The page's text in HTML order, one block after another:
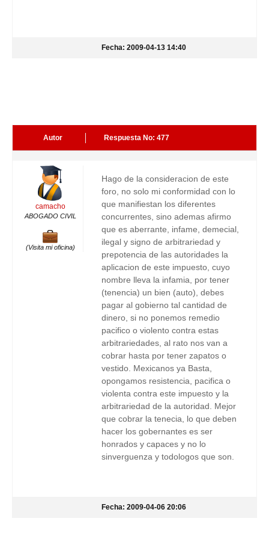
Fecha: 2009-04-13 14:40
Autor Respuesta No: 477
camacho
ABOGADO CIVIL
(Visita mi oficina)
Hago de la consideracion de este
foro, no solo mi conformidad con lo
que manifiestan los diferentes
concurrentes, sino ademas afirmo
que es aberrante, infame, demecial,
ilegal y signo de arbitrariedad y
prepotencia de las autoridades la
aplicacion de este impuesto, cuyo
nombre lleva la infamia, por tener
(tenencia) un bien (auto), debes
pagar al gobierno tal cantidad de
dinero, si no ponemos remedio
pacifico o violento contra estas
arbitrariedades, al rato nos van a
cobrar hasta por tener zapatos o
vestido. Mexicanos ya Basta,
opongamos resistencia, pacifica o
violenta contra este impuesto y la
arbitrariedad de la autoridad. Mejor
que cobrar la tenecia, lo que deben
hacer los gobernantes es ser
honrados y capaces y no lo
sinverguenza y todologos que son.
Fecha: 2009-04-06 20:06